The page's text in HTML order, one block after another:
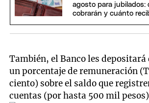
agosto para jubilados:
cobrarán y cuánto
También, el Banco les
un porcentaje de remuneración
ciento) sobre el saldo que
cuentas (por hasta 500 mil